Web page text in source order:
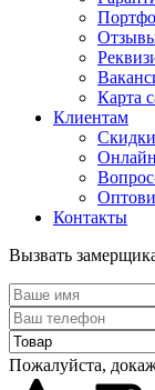
Карта
Клиентам
Контакты
Вызвать
Пожалуйста,